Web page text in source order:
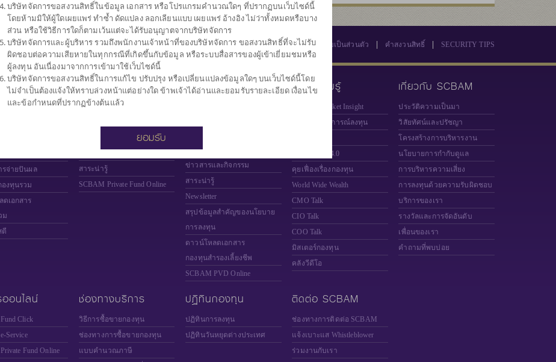
บริษัทจัดการขอสงวนสิทธิ์ในข้อมูล เอกสาร หรือโปรแกรมคำนวณใดๆ ที่ปรากฏบนเว็บไซด์นี้
โดยห้ามมิให้ผู้ใดเผยแพร่ ทำซ้ำ ดัดแปลง ลอกเลียนแบบ เผยแพร่ อ้างอิง ไม่ว่าทั้งหมดหรือบาง
ส่วน หรือใช้วิธีการใดก็ตามเว้นแต่จะได้รับอนุญาตจากบริษัทจัดการ
บริษัทจัดการและผู้บริหาร รวมถึงพนักงานเจ้าหน้าที่ของบริษัทจัดการ ขอสงวนสิทธิ์ที่จะไม่รับ
ผิดชอบต่อความเสียหายในทุกกรณีที่เกิดขึ้นกับข้อมูล หรือระบบสื่อสารของผู้เข้าเยี่ยมชมหรือ
ผู้ลงทุน อันเนื่องมาจากการเข้ามาใช้เว็บไซด์นี้
บริษัทจัดการขอสงวนสิทธิ์ในการแก้ไข ปรับปรุง หรือเปลี่ยนแปลงข้อมูลใดๆ บนเว็บไซด์นี้โดย
ไม่จำเป็นต้องแจ้งให้ทราบล่วงหน้าแต่อย่างใด ข้าพเจ้าได้อ่านและยอมรับรายละเอียด เงื่อนไข
และข้อกำหนดที่ปรากฏข้างต้นแล้ว
ยอมรับ
จำกัด นโยบายความเป็นส่วนตัว | คำสงวนสิทธิ์ | SECURITY TIPS
รวม
ทุน
รจ่ายปันผล
องทุนรวม
ดเอกสาร
ม
ตี
กองทุนส่วนบุคคล
เกี่ยวกับกองทุนส่วนบุคคล
สาระน่ารู้
SCBAM Private Fund Online
กองทุนสำรอง
เลี้ยงชีพ
โดย บลจ.ไทยพาณิชย์
ข่าวสารและกิจกรรม
สาระน่ารู้
Newsletter
สรุปข้อมูลสำคัญของนโยบาย
การลงทุน
ดาวน์โหลดเอกสาร
กองทุนสำรองเลี้ยงชีพ
SCBAM PVD Online
คลังความรู้
SCBAM Market Insight
อัพเดทสถานการณ์ลงทุน
Money DIY 4.0
คุยเฟื่องเรื่องกองทุน
World Wide Wealth
CMO Talk
CIO Talk
COO Talk
มิสเตอร์กองทุน
คลังวีดีโอ
เกี่ยวกับ SCBAM
ประวัติความเป็นมา
วิสัยทัศน์และปรัชญา
โครงสร้างการบริหารงาน
นโยบายการกำกับดูแล
การบริหารความเสี่ยง
การลงทุนด้วยความรับผิดชอบ
บริการของเรา
รางวัลและการจัดอันดับ
เพื่อนของเรา
คำถามที่พบบ่อย
อนไลน์
Click
Service
Private Fund Online
ช่องทางบริการ
วิธีการซื้อขายกองทุน
ช่องทางการซื้อขายกองทุน
แบบคำนวณภาษี
ปฏิทินกองทุน
ปฏิทินการลงทุน
ปฏิทินวันหยุดต่างประเทศ
ติดต่อ SCBAM
ช่องทางการติดต่อ SCBAM
แจ้งเบาะแส Whistleblower
ร่วมงานกับเรา